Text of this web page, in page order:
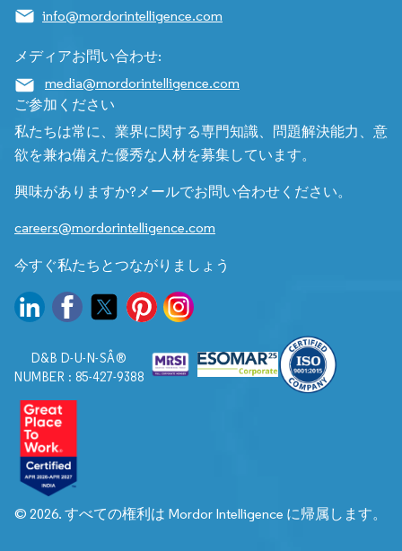
info@mordorintelligence.com
メディアお問い合わせ:
media@mordorintelligence.com
ご参加ください
私たちは常に、業界に関する専門知識、問題解決能力、意
欲を兼ね備えた優秀な人材を募集しています。
興味がありますか?メールでお問い合わせください。
careers@mordorintelligence.com
今すぐ私たちとつながりましょう
D&B D-U-N-SÂ®
NUMBER : 85-427-9388
© 2026. すべての権利は Mordor Intelligence に帰属します。